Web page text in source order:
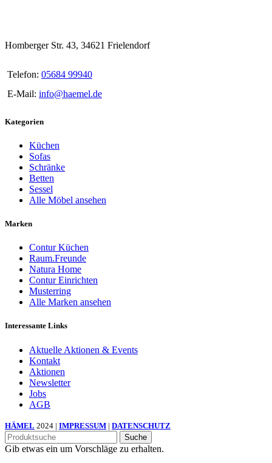
Homberger Str. 43, 34621 Frielendorf
Telefon: 05684 99940
E-Mail: info@haemel.de
Kategorien
Küchen
Sofas
Schränke
Betten
Sessel
Alle Möbel ansehen
Marken
Contur Küchen
Raum.Freunde
Natura Home
Contur Einrichten
Musterring
Alle Marken ansehen
Interessante Links
Aktuelle Aktionen & Events
Kontakt
Aktionen
Newsletter
Jobs
AGB
HÄMEL 2024 | IMPRESSUM | DATENSCHUTZ
Suche
Gib etwas ein um Vorschläge zu erhalten.